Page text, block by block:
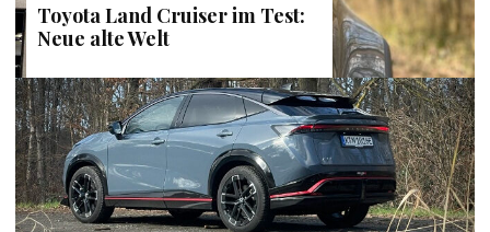
Toyota Land Cruiser im Test:
Neue alte Welt